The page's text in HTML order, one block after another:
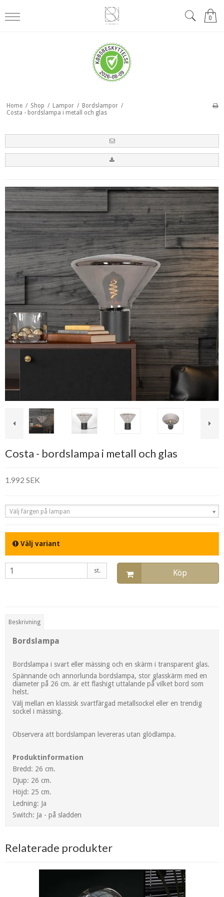
0
Home / Shop / Lampor / Bordslampor /
Costa - bordslampa i metall och glas
Costa - bordslampa i metall och glas
1.992 SEK
Välj färgen på lampan
Välj variant
st. Köp
Beskrivning
Bordslampa
Bordslampa i svart eller mässing och en skärm i transparent glas.
Spännande och annorlunda bordslampa, stor glasskärm med en
diameter på 26 cm. är ett flashigt uttalande på vilket bord som
helst.
Välj mellan en klassisk svartfärgad metallsockel eller en trendig
sockel i mässing.
Observera att bordslampan levereras utan glödlampa.
Produktinformation
Bredd: 26 cm.
Djup: 26 cm.
Höjd: 25 cm.
Ledning: Ja
Switch: Ja - på sladden
Relaterade produkter